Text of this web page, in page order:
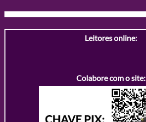
Leitores online:
Colabore com o site: